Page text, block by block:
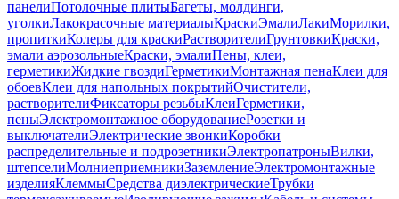
панелиПотолочные плитыБагеты, молдинги,
уголкиЛакокрасочные материалыКраскиЭмалиЛакиМорилки,
пропиткиКолеры для краскиРастворителиГрунтовкиКраски,
эмали аэрозольныеКраски, эмалиПены, клеи,
герметикиЖидкие гвоздиГерметикиМонтажная пенаКлеи для
обоевКлеи для напольных покрытийОчистители,
растворителиФиксаторы резьбыКлеиГерметики,
пеныЭлектромонтажное оборудованиеРозетки и
выключателиЭлектрические звонкиКоробки
распределительные и подрозетникиЭлектропатроныВилки,
штепселиМолниеприемникиЗаземлениеЭлектромонтажные
изделияКлеммыСредства диэлектрическиеТрубки